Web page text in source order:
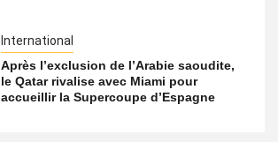
International
Après l’exclusion de l’Arabie saoudite,
le Qatar rivalise avec Miami pour
accueillir la Supercoupe d’Espagne